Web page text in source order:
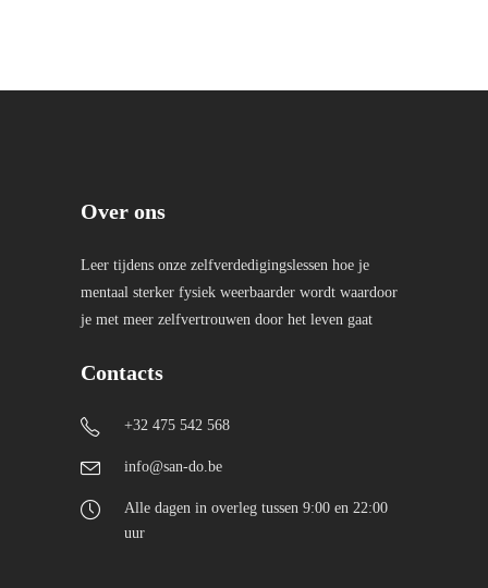
Over ons
Leer tijdens onze zelfverdedigingslessen hoe je
mentaal sterker fysiek weerbaarder wordt waardoor
je met meer zelfvertrouwen door het leven gaat
Contacts
+32 475 542 568
info@san-do.be
Alle dagen in overleg tussen 9:00 en 22:00
uur